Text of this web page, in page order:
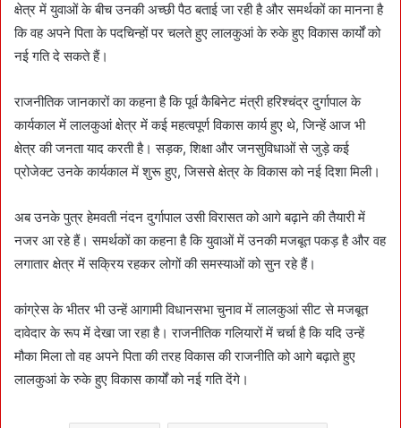
क्षेत्र में युवाओं के बीच उनकी अच्छी पैठ बताई जा रही है और समर्थकों का मानना है
कि वह अपने पिता के पदचिन्हों पर चलते हुए लालकुआं के रुके हुए विकास कार्यों को
नई गति दे सकते हैं।
राजनीतिक जानकारों का कहना है कि पूर्व कैबिनेट मंत्री हरिश्चंद्र दुर्गापाल के
कार्यकाल में लालकुआं क्षेत्र में कई महत्वपूर्ण विकास कार्य हुए थे, जिन्हें आज भी
क्षेत्र की जनता याद करती है। सड़क, शिक्षा और जनसुविधाओं से जुड़े कई
प्रोजेक्ट उनके कार्यकाल में शुरू हुए, जिससे क्षेत्र के विकास को नई दिशा मिली।
अब उनके पुत्र हेमवती नंदन दुर्गापाल उसी विरासत को आगे बढ़ाने की तैयारी में
नजर आ रहे हैं। समर्थकों का कहना है कि युवाओं में उनकी मजबूत पकड़ है और वह
लगातार क्षेत्र में सक्रिय रहकर लोगों की समस्याओं को सुन रहे हैं।
कांग्रेस के भीतर भी उन्हें आगामी विधानसभा चुनाव में लालकुआं सीट से मजबूत
दावेदार के रूप में देखा जा रहा है। राजनीतिक गलियारों में चर्चा है कि यदि उन्हें
मौका मिला तो वह अपने पिता की तरह विकास की राजनीति को आगे बढ़ाते हुए
लालकुआं के रुके हुए विकास कार्यों को नई गति देंगे।